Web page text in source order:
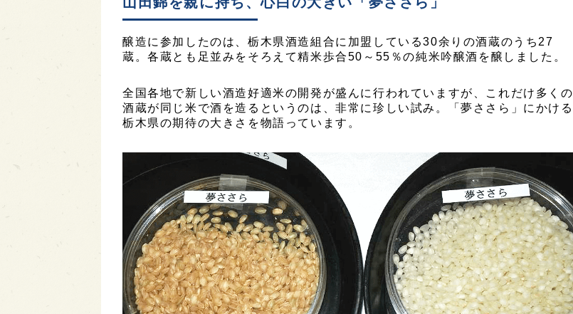
醸造に参加したのは、栃木県酒造組合に加盟している30余りの酒蔵のうち27
蔵。各蔵とも足並みをそろえて精米歩合50～55％の純米吟醸酒を醸しました。
全国各地で新しい酒造好適米の開発が盛んに行われていますが、これだけ多くの
酒蔵が同じ米で酒を造るというのは、非常に珍しい試み。「夢ささら」にかける
栃木県の期待の大きさを物語っています。